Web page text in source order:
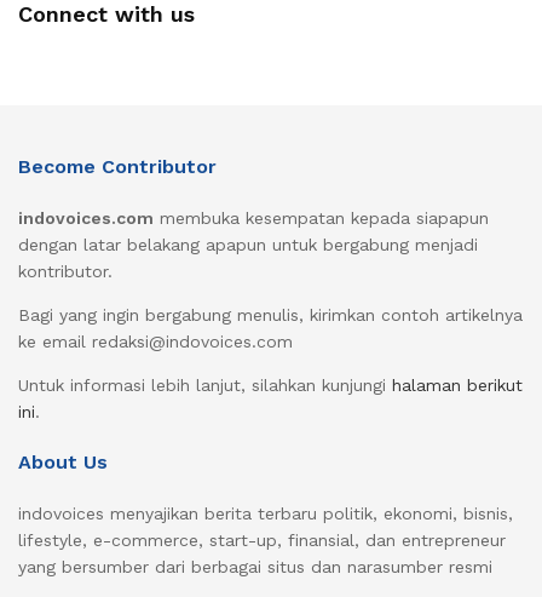
Connect with us
Become Contributor
indovoices.com membuka kesempatan kepada siapapun
dengan latar belakang apapun untuk bergabung menjadi
kontributor.
Bagi yang ingin bergabung menulis, kirimkan contoh artikelnya
ke email redaksi@indovoices.com
Untuk informasi lebih lanjut, silahkan kunjungi halaman berikut
ini.
About Us
indovoices menyajikan berita terbaru politik, ekonomi, bisnis,
lifestyle, e-commerce, start-up, finansial, dan entrepreneur
yang bersumber dari berbagai situs dan narasumber resmi